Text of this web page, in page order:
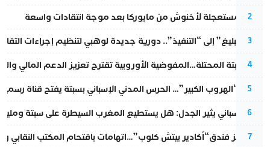
2
عودة مستعجلة لأخنوش من مايوركا بعد موجة انتقادات واسعة
3
من “التبليغ” إلى “التنفيذ”.. دورية جديدة لوهبي لتنظيم إجراءات
4
أزمة سبتة المحتلة…المفوضية الأوروبية تقترح تعزيز الدعم المالي
5
عملية “الهروب الكبير”… الحرس المدني الإسباني بسبتة يفتح قناة
6
تقرير إسباني يثير الجدل: هل يستطيع المغرب السيطرة على سبتة
7
أزمة تهز فندق“أكادير بيتش كلوب”…اتهامات باقتحام المكتب النقابي